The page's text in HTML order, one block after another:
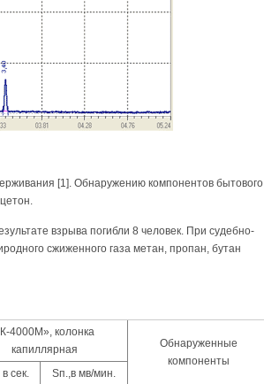
[1]. Обнаружению компонентов бытового
взрыва погибли 8 человек. При судебно-
сжиженного газа метан, пропан, бутан
4000М», колонка
капиллярная
Обнаруженные
компоненты
сек. Sп.,в мв/мин.